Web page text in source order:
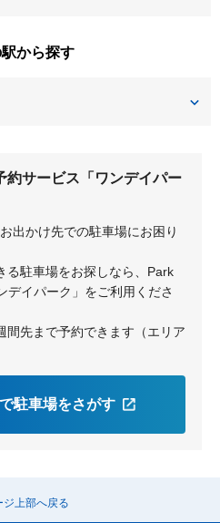
から探す
約サービス「ワンデイパー
出かけ先での駐車場にお困り
る駐車場をお探しなら、Park
デイパーク」をご利用くださ
間先まで予約できます（エリア
駐車場をさがす
ジ上部へ戻る